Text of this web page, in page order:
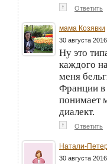
↑ Ответить
мама Козявки
30 августа
Ну это
каждого
меня
Франции в
понимает
диалект.
↑ Ответить
Натали-
30 августа